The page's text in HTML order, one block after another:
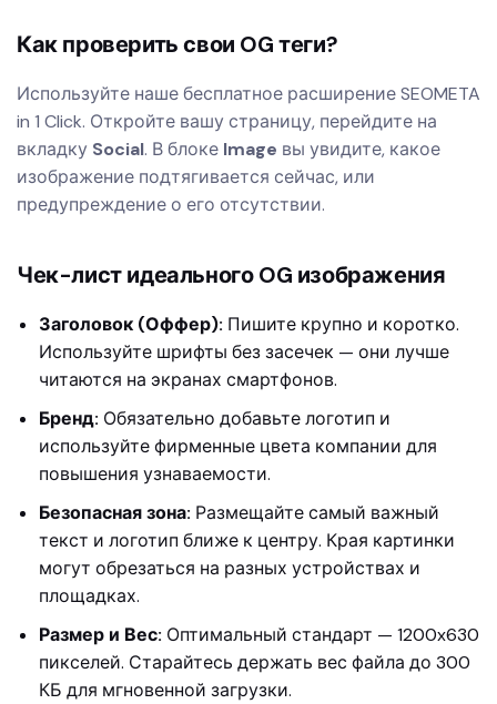
Как проверить свои OG теги?
Используйте наше бесплатное расширениеSEOMETA
in 1 Click. Откройте вашу страницу, перейдите на
вкладку Social. В блоке Image вы увидите, какое
изображение подтягивается сейчас, или
предупреждение о его отсутствии.
Чек-лист идеального OG изображения
Заголовок (Оффер): Пишите крупно и коротко.
Используйте шрифты без засечек — они лучше
читаются на экранах смартфонов.
Бренд: Обязательно добавьте логотип и
используйте фирменные цвета компании для
повышения узнаваемости.
Безопасная зона: Размещайте самый важный
текст и логотип ближе к центру. Края картинки
могут обрезаться на разных устройствах и
площадках.
Размер и Вес: Оптимальный стандарт — 1200x630
пикселей. Старайтесь держать вес файла до 300
КБ для мгновенной загрузки.